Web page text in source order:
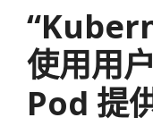
使用用
Pod 提